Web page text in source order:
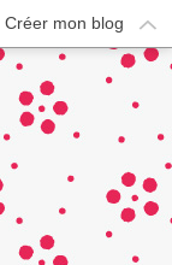
Créer mon blog